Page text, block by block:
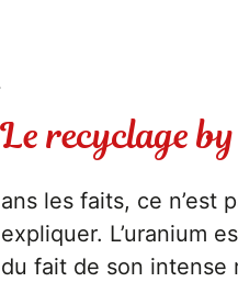
Le recyclage
ans les faits, ce n’est
expliquer. L’uranium
du fait de son intense